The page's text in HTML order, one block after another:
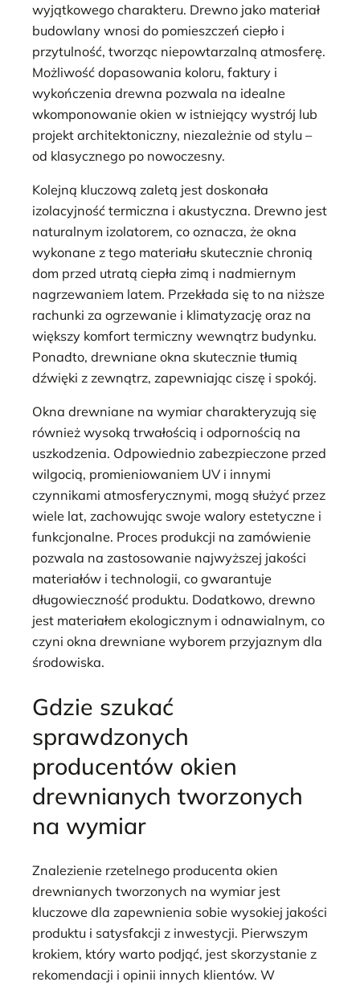
wyjątkowego charakteru. Drewno jako materiał
budowlany wnosi do pomieszczeń ciepło i
przytulność, tworząc niepowtarzalną atmosferę.
Możliwość dopasowania koloru, faktury i
wykończenia drewna pozwala na idealne
wkomponowanie okien w istniejący wystrój lub
projekt architektoniczny, niezależnie od stylu –
od klasycznego po nowoczesny.
Kolejną kluczową zaletą jest doskonała
izolacyjność termiczna i akustyczna. Drewno jest
naturalnym izolatorem, co oznacza, że okna
wykonane z tego materiału skutecznie chronią
dom przed utratą ciepła zimą i nadmiernym
nagrzewaniem latem. Przekłada się to na niższe
rachunki za ogrzewanie i klimatyzację oraz na
większy komfort termiczny wewnątrz budynku.
Ponadto, drewniane okna skutecznie tłumią
dźwięki z zewnątrz, zapewniając ciszę i spokój.
Okna drewniane na wymiar charakteryzują się
również wysoką trwałością i odpornością na
uszkodzenia. Odpowiednio zabezpieczone przed
wilgocią, promieniowaniem UV i innymi
czynnikami atmosferycznymi, mogą służyć przez
wiele lat, zachowując swoje walory estetyczne i
funkcjonalne. Proces produkcji na zamówienie
pozwala na zastosowanie najwyższej jakości
materiałów i technologii, co gwarantuje
długowieczność produktu. Dodatkowo, drewno
jest materiałem ekologicznym i odnawialnym, co
czyni okna drewniane wyborem przyjaznym dla
środowiska.
Gdzie szukać
sprawdzonych
producentów okien
drewnianych tworzonych
na wymiar
Znalezienie rzetelnego producenta okien
drewnianych tworzonych na wymiar jest
kluczowe dla zapewnienia sobie wysokiej jakości
produktu i satysfakcji z inwestycji. Pierwszym
krokiem, który warto podjąć, jest skorzystanie z
rekomendacji i opinii innych klientów. W